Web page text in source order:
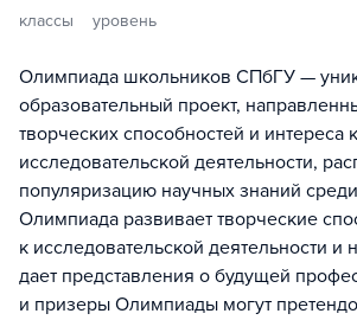
классы уровень
Олимпиада школьников СПбГУ —
образовательный проект,
творческих способностей и интереса
исследовательской деятельности,
популяризацию научных знаний
Олимпиада развивает творческие
к исследовательской деятельности
дает представления о будущей
и призеры Олимпиады могут